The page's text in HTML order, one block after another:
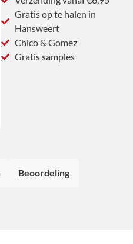
Gratis op te halen in
Hansweert
Chico & Gomez
Gratis samples
Beoordeling